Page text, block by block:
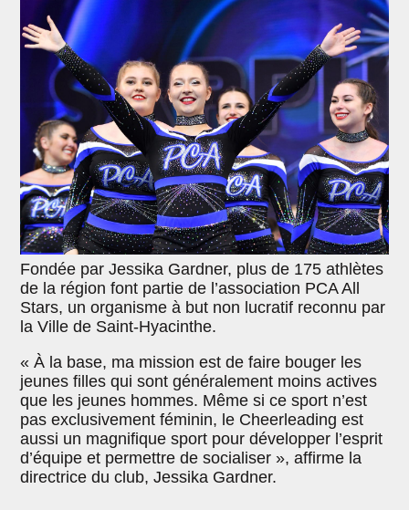
Fondée par Jessika Gardner, plus de 175 athlètes
de la région font partie de l’association PCA All
Stars, un organisme à but non lucratif reconnu par
la Ville de Saint-Hyacinthe.
« À la base, ma mission est de faire bouger les
jeunes filles qui sont généralement moins actives
que les jeunes hommes. Même si ce sport n’est
pas exclusivement féminin, le Cheerleading est
aussi un magnifique sport pour développer l’esprit
d’équipe et permettre de socialiser », affirme la
directrice du club, Jessika Gardner.